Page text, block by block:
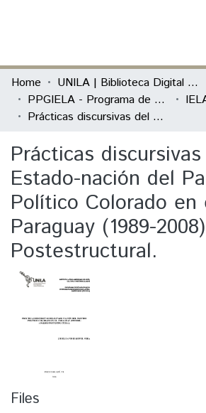
Communities & Collections
All of DSpace
Home
UNILA | Biblioteca Digital de Dissertações e Teses
PPGIELA - Programa de Pós-Graduação Interdisciplinar em Estudos Latino-Americanos
Prácticas discursivas del Estado-nación del Partido Político Colorado en el Paraguay (1989-2008): Análisis Postestructural.
Prácticas
Estado-nación del
Político Colorado en
Paraguay (1989-
Postestructural.
Files